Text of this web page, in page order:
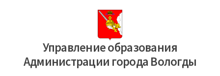
Управление образования
Администрации города Вологды